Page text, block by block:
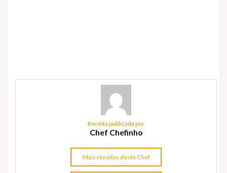
Receita publicada por
Chef Chefinho
Mais receitas deste Chef